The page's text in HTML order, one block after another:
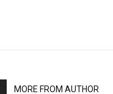
MORE FROM AUTHOR